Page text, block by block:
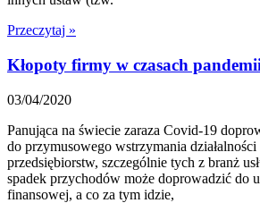
Przeczytaj »
Kłopoty firmy w czasach
03/04/2020
Panująca na świecie zaraza Covid-19
do przymusowego wstrzymania
przedsiębiorstw, szczególnie tych z branż
spadek przychodów może doprowadzić do
finansowej, a co za tym idzie,